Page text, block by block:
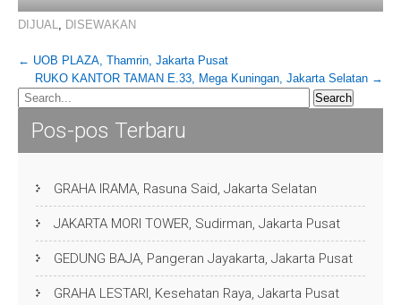
DIJUAL DISEWAKAN
Post
navigation
← UOB PLAZA, Thamrin, Jakarta Pusat
RUKO KANTOR TAMAN E.33, Mega Kuningan, Jakarta Selatan →
Pos-pos Terbaru
GRAHA IRAMA, Rasuna Said, Jakarta Selatan
JAKARTA MORI TOWER, Sudirman, Jakarta Pusat
GEDUNG BAJA, Pangeran Jayakarta, Jakarta Pusat
GRAHA LESTARI, Kesehatan Raya, Jakarta Pusat